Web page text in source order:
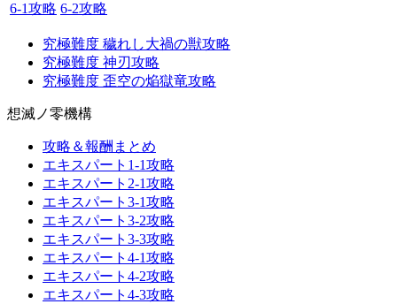
6-1攻略 6-2攻略
究極難度 穢れし大禍の獣攻略
究極難度 神刃攻略
究極難度 歪空の焔獄竜攻略
想滅ノ零機構
攻略＆報酬まとめ
エキスパート1-1攻略
エキスパート2-1攻略
エキスパート3-1攻略
エキスパート3-2攻略
エキスパート3-3攻略
エキスパート4-1攻略
エキスパート4-2攻略
エキスパート4-3攻略